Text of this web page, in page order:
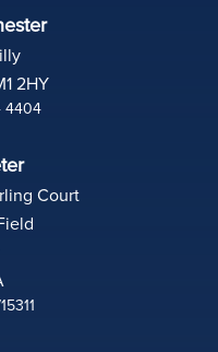
2HY
4404
Court